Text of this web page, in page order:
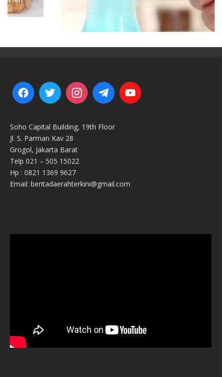
Soho Capital Building, 19th Floor
Jl. S. Parman Kav 28
Grogol, Jakarta Barat
Telp 021 – 505 15022
Hp : 0821 1369 9627
Email: beritadaerahterkini@gmail.com